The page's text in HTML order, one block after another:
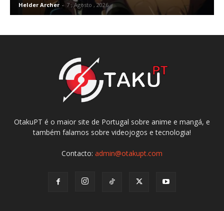
Helder Archer - 7 , Agosto , 2026
OtakuPT é o maior site de Portugal sobre anime e mangá, e
também falamos sobre videojogos e tecnologia!
Contacto: admin@otakupt.com